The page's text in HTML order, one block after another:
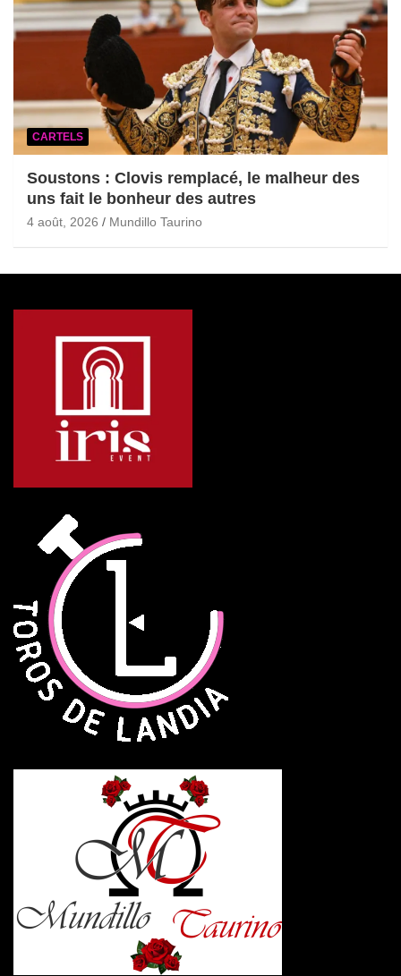
CARTELS
Soustons : Clovis remplacé, le malheur des
uns fait le bonheur des autres
4 août, 2026 Mundillo Taurino